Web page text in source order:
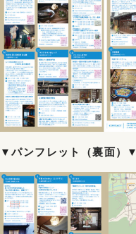
▼パンフレット（裏面）▼